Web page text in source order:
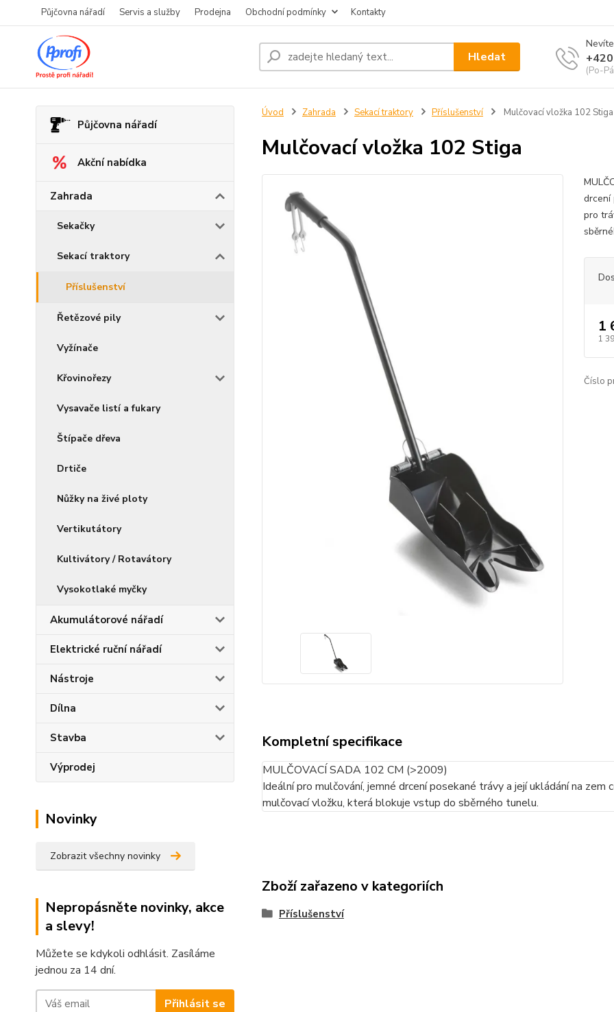
Půjčovna nářadí Servis a služby Prodejna Obchodní podmínky Kontakty
Hledat
(Po-
Půjčovna nářadí
Akční nabídka
Zahrada
Sekačky
Sekací traktory
Příslušenství
Řetězové pily
Vyžínače
Křovinořezy
Vysavače listí a fukary
Štípače dřeva
Drtiče
Nůžky na živé ploty
Vertikutátory
Kultivátory / Rotavátory
Vysokotlaké myčky
Akumulátorové nářadí
Elektrické ruční nářadí
Nástroje
Dílna
Stavba
Výprodej
Novinky
Zobrazit všechny novinky
Nepropásněte novinky, akce
a slevy!
Můžete se kdykoli odhlásit. Zasíláme
jednou za 14 dní.
Přihlásit se
Úvod Zahrada Sekací traktory Příslušenství Mulčovací vložka 102 Stiga
Mulčovací vložka 102 Stiga
drcení
pro
1
1
Číslo
Kompletní specifikace
MULČOVACÍ SADA 102 CM (>2009)
Ideální pro mulčování, jemné drcení posekané trávy a její ukládání na zem
mulčovací vložku, která blokuje vstup do sběrného tunelu.
Zboží zařazeno v kategoriích
Příslušenství